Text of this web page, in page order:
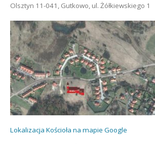
Olsztyn 11-041, Gutkowo, ul. Żółkiewskiego 1
Lokalizacja Kościoła na mapie Google